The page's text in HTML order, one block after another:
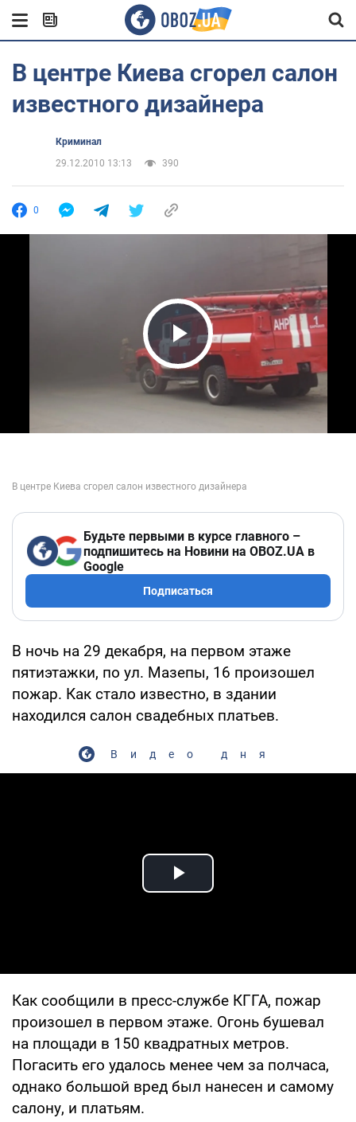
В центре Киева сгорел салон
известного дизайнера
Криминал
29.12.2010 13:13
390
0
Play Video
Будьте первыми в курсе главного –
подпишитесь на Новини на OBOZ.UA в
Google
Подписаться
В ночь на 29 декабря, на первом этаже
пятиэтажки, по ул. Мазепы, 16 произошел
пожар. Как стало известно, в здании
находился салон свадебных платьев.
Видео дня
Play Video
Как сообщили в пресс-службе КГГА, пожар
произошел в первом этаже. Огонь бушевал
на площади в 150 квадратных метров.
Погасить его удалось менее чем за полчаса,
однако большой вред был нанесен и самому
салону, и платьям.